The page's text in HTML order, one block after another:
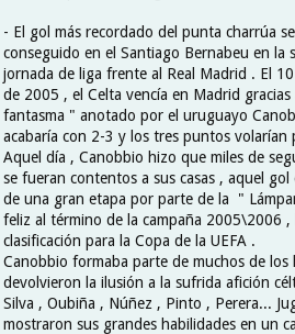
- El gol más recordado del punta charrúa
conseguido en el Santiago Bernabeu en la
jornada de liga frente al Real Madrid . El
de 2005 , el Celta vencía en Madrid
fantasma " anotado por el uruguayo
acabaría con 2-3 y los tres puntos volarían
Aquel día , Canobbio hizo que miles de
se fueran contentos a sus casas , aquel gol
de una gran etapa por parte de la "
feliz al término de la campaña 2005\2006 ,
clasificación para la Copa de la UEFA .
Canobbio formaba parte de muchos de los
devolvieron la ilusión a la sufrida afición
Silva , Oubiña , Núñez , Pinto , Perera...
mostraron sus grandes habilidades en un